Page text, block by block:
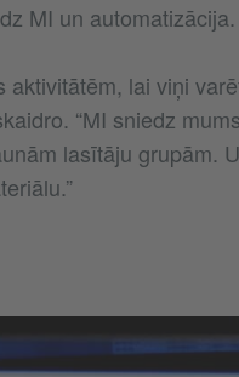
MI un automatizācija.
aktivitātēm, lai viņi
“MI sniedz
lasītāju grupām.